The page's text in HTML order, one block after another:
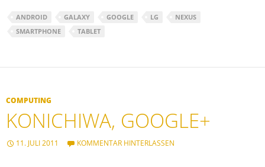
ANDROID GALAXY GOOGLE LG
NEXUS
SMARTPHONE
TABLET
COMPUTING
KONICHIWA, GOOGLE+
11. JULI 2011 KOMMENTAR HINTERLASSEN